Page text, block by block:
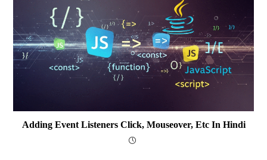
Adding Event Listeners Click, Mouseover, Etc In Hindi